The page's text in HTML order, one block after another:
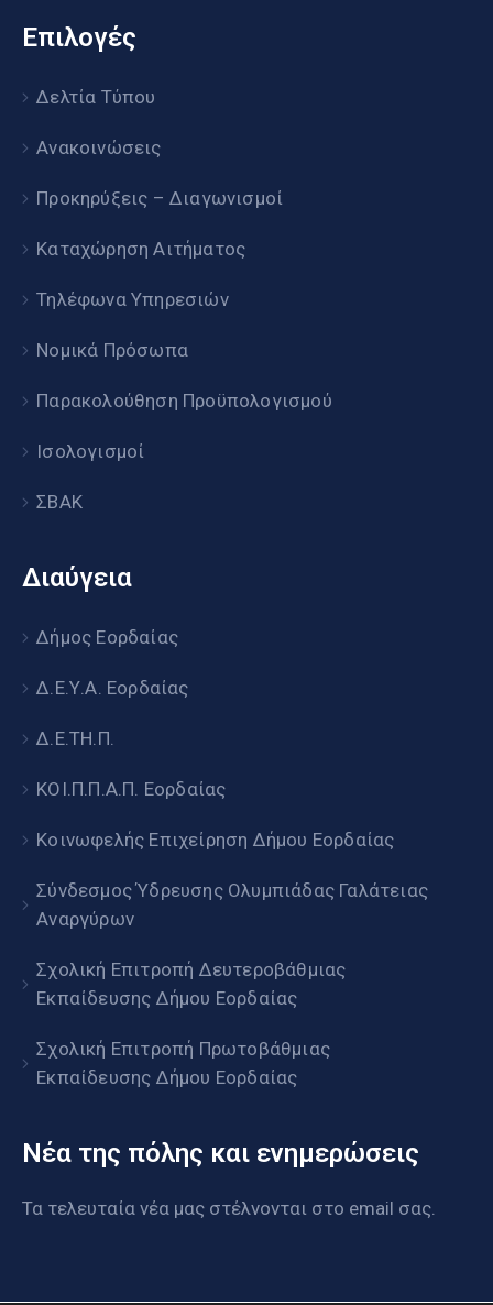
Επιλογές
Δελτία Τύπου
Ανακοινώσεις
Προκηρύξεις – Διαγωνισμοί
Καταχώρηση Αιτήματος
Τηλέφωνα Υπηρεσιών
Νομικά Πρόσωπα
Παρακολούθηση Προϋπολογισμού
Ισολογισμοί
ΣΒΑΚ
Διαύγεια
Δήμος Εορδαίας
Δ.Ε.Υ.Α. Εορδαίας
Δ.Ε.ΤΗ.Π.
ΚΟΙ.Π.Π.Α.Π. Εορδαίας
Κοινωφελής Επιχείρηση Δήμου Εορδαίας
Σύνδεσμος Ύδρευσης Ολυμπιάδας Γαλάτειας
Αναργύρων
Σχολική Επιτροπή Δευτεροβάθμιας
Εκπαίδευσης Δήμου Εορδαίας
Σχολική Επιτροπή Πρωτοβάθμιας
Εκπαίδευσης Δήμου Εορδαίας
Νέα της πόλης και ενημερώσεις
Τα τελευταία νέα μας στέλνονται στο email σας.